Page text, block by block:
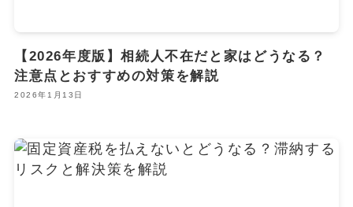
【2026年度版】相続人不在だと家はどうなる？
注意点とおすすめの対策を解説
2026年1月13日